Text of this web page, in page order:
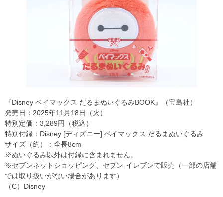
『Disney ベイマックス だるまぬいぐるみBOOK』（宝島社）
発売日：2025年11月18日（火）
特別定価：3,289円（税込）
特別付録：Disney [ディズニー] ベイマックス だるまぬいぐるみ
サイズ（約）：全長8cm
※ぬいぐるみ以外は付録に含まれません。
※セブンネットショッピング、セブン‐イレブンで販売（一部の店舗
では取り扱いがない場合があります）
（C）Disney